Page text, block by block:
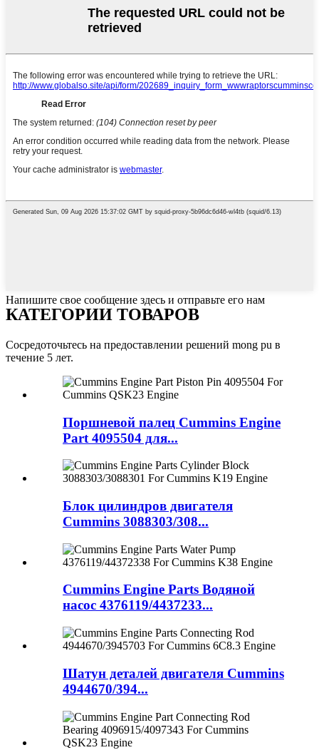
Напишите свое сообщение здесь и отправьте его нам
КАТЕГОРИИ ТОВАРОВ
Сосредоточьтесь на предоставлении решений mong pu в
течение 5 лет.
Поршневой палец Cummins Engine
Part 4095504 для...
Блок цилиндров двигателя
Cummins 3088303/308...
Cummins Engine Parts Водяной
насос 4376119/4437233...
Шатун деталей двигателя Cummins
4944670/394...